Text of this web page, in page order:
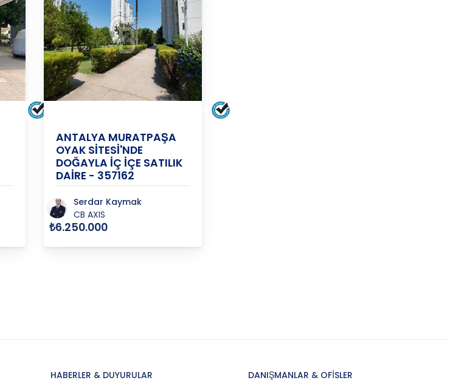
ANTALYA MURATPAŞA
OYAK SİTESİ'NDE
DOĞAYLA İÇ İÇE SATILIK
DAİRE - 357162
Serdar Kaymak
CB AXIS
₺6.250.000
HABERLER & DUYURULAR DANIŞMANLAR & OFİSLER